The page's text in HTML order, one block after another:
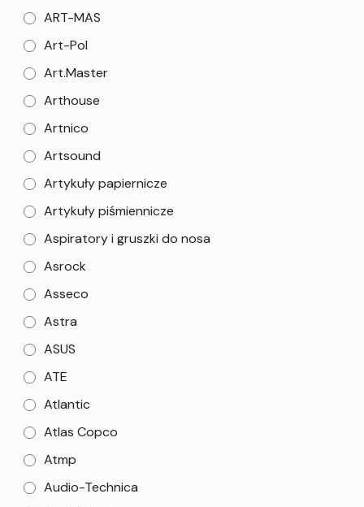
ART-MAS
Art-Pol
Art.Master
Arthouse
Artnico
Artsound
Artykuły papiernicze
Artykuły piśmiennicze
Aspiratory i gruszki do nosa
Asrock
Asseco
Astra
ASUS
ATE
Atlantic
Atlas Copco
Atmp
Audio-Technica